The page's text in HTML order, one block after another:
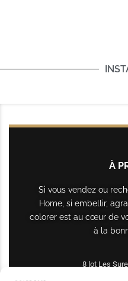
À
Si vous vendez ou
Home, si embellir,
colorer est au cœur de
à la
8 lot Les